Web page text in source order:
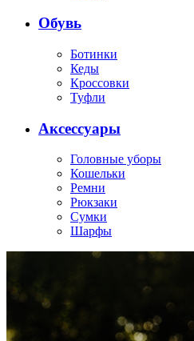
Обувь
Ботинки
Кеды
Кроссовки
Туфли
Аксессуары
Головные уборы
Кошельки
Ремни
Рюкзаки
Сумки
Шарфы